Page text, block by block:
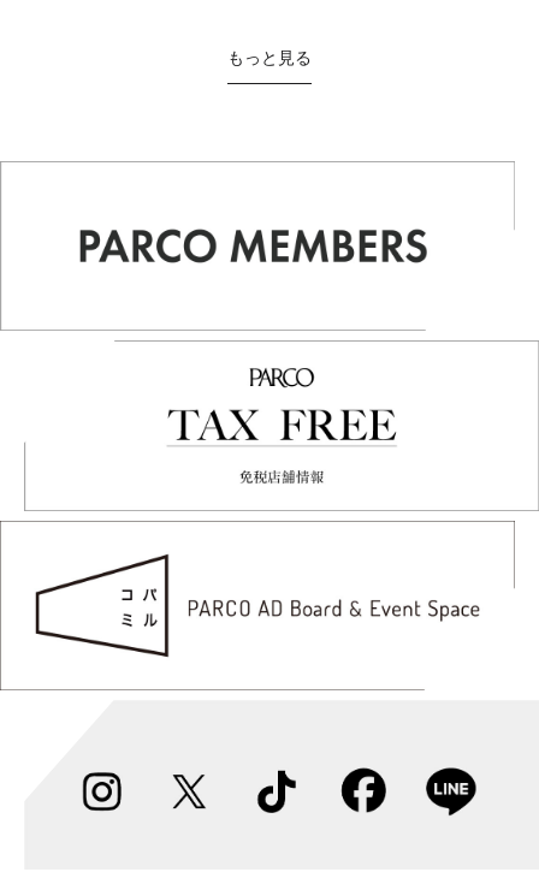
もっと見る